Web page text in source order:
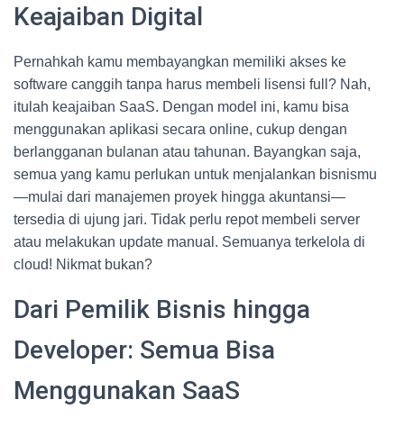
Keajaiban Digital
Pernahkah kamu membayangkan memiliki akses ke
software canggih tanpa harus membeli lisensi full? Nah,
itulah keajaiban SaaS. Dengan model ini, kamu bisa
menggunakan aplikasi secara online, cukup dengan
berlangganan bulanan atau tahunan. Bayangkan saja,
semua yang kamu perlukan untuk menjalankan bisnismu
—mulai dari manajemen proyek hingga akuntansi—
tersedia di ujung jari. Tidak perlu repot membeli server
atau melakukan update manual. Semuanya terkelola di
cloud! Nikmat bukan?
Dari Pemilik Bisnis hingga
Developer: Semua Bisa
Menggunakan SaaS